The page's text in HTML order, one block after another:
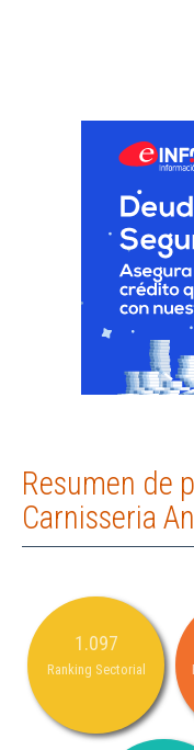
Resumen de
Carnisseria
1.097
Ranking Sectorial